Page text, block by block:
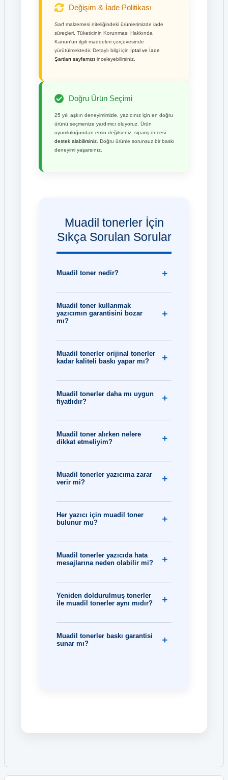
Değişim & İade Politikası
Sarf malzemesi niteliğindeki ürünlerimizde iade
süreçleri, Tüketicinin Korunması Hakkında
Kanun'un ilgili maddeleri çerçevesinde
yürütülmektedir. Detaylı bilgi için İptal ve İade
Şartları sayfamızı inceleyebilirsiniz.
Doğru Ürün Seçimi
25 yılı aşkın deneyimimizle, yazıcınız için en doğru
ürünü seçmenize yardımcı oluyoruz. Ürün
uyumluluğundan emin değilseniz, sipariş öncesi
destek alabilirsiniz. Doğru ürünle sorunsuz bir baskı
deneyimi yaşarsınız.
Muadil tonerler İçin
Sıkça Sorulan Sorular
Muadil toner nedir?
Muadil toner kullanmak
yazıcımın garantisini bozar
mı?
Muadil tonerler orijinal tonerler
kadar kaliteli baskı yapar mı?
Muadil tonerler daha mı uygun
fiyatlıdır?
Muadil toner alırken nelere
dikkat etmeliyim?
Muadil tonerler yazıcıma zarar
verir mi?
Her yazıcı için muadil toner
bulunur mu?
Muadil tonerler yazıcıda hata
mesajlarına neden olabilir mi?
Yeniden doldurulmuş tonerler
ile muadil tonerler aynı mıdır?
Muadil tonerler baskı garantisi
sunar mı?